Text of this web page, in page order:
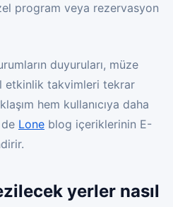
program veya rezervasyon
duyuruları, müze
etkinlik takvimleri tekrar
hem kullanıcıya daha
Lone blog içeriklerinin E-
yerler nasıl